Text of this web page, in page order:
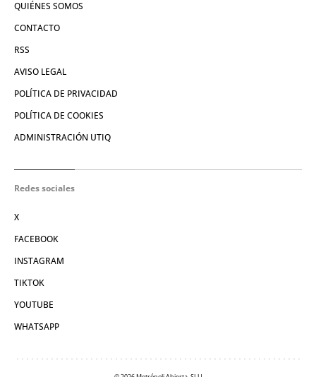
QUIÉNES SOMOS
CONTACTO
RSS
AVISO LEGAL
POLÍTICA DE PRIVACIDAD
POLÍTICA DE COOKIES
ADMINISTRACIÓN UTIQ
Redes sociales
X
FACEBOOK
INSTAGRAM
TIKTOK
YOUTUBE
WHATSAPP